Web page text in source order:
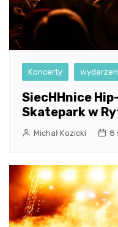
Koncerty
SiecHHnice
Skatepark w
Michał Kozicki 8